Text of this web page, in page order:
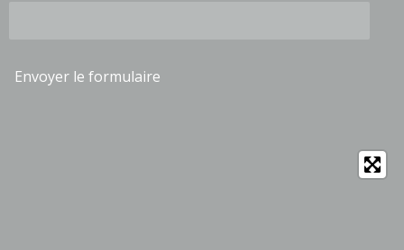
Envoyer le formulaire